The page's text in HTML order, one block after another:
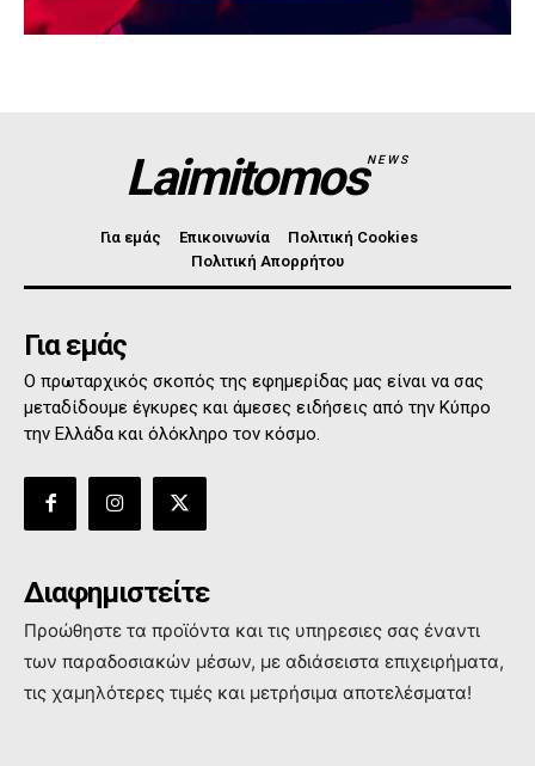
LaimitomosNEWS
Για εμάς Επικοινωνία
Πολιτική Cookies
Πολιτική Απορρήτου
Για εμάς
Ο πρωταρχικός σκοπός της εφημερίδας μας είναι να σας
μεταδίδουμε έγκυρες και άμεσες ειδήσεις από την Κύπρο
την Ελλάδα και όλόκληρο τον κόσμο.
Διαφημιστείτε
Προώθηστε τα προϊόντα και τις υπηρεσιες σας έναντι
των παραδοσιακών μέσων, με αδιάσειστα επιχειρήματα,
τις χαμηλότερες τιμές και μετρήσιμα αποτελέσματα!